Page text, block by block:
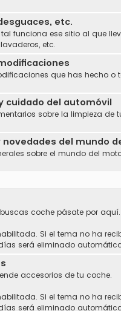
etc.
funciona ese sitio al que
etc.
que has hecho o
cuidado del automóvil
sobre la limpieza de
novedades del mundo
sobre el mundo del
coche pásate por aquí.
Si el tema no ha
será eliminado
accesorios de tu coche.
Si el tema no ha
será eliminado